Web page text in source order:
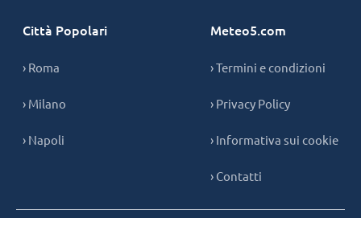
Città Popolari
› Roma
› Milano
› Napoli
Meteo5.com
› Termini e condizioni
› Privacy Policy
› Informativa sui cookie
› Contatti